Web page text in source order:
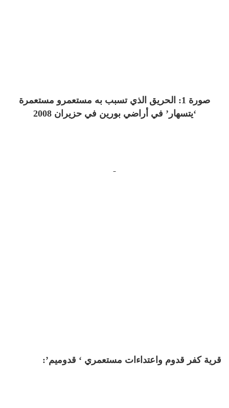
صورة 1: الحريق الذي تسبب به مستعمرو مستعمرة
‘يتسهار’ في أراضي بورين في حزيران 2008
قرية كفر قدوم واعتداءات مستعمري ‘ قدوميم’: